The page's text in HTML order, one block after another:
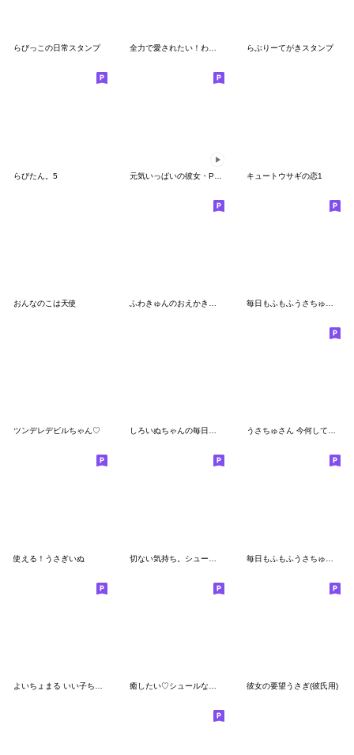
らびっこの日常スタンプ 全力で愛されたい！わがままプリンセス♡ らぶりーてがきスタンプ
らびたん。5 キュートウサギの恋1
おんなのこは天使
ツンデレデビルちゃん♡ しろいぬちゃんの毎日スタンプ うさちゅさん 今何してた？
使える！うさぎいぬ
彼女の要望うさぎ(彼氏用)